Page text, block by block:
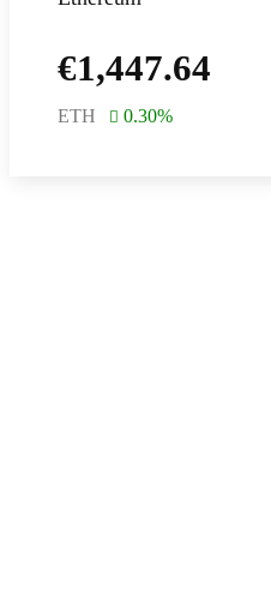
€1,447.64
ETH 0.30%